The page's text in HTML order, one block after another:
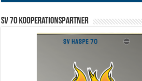
SV 70 Kooperationspartner